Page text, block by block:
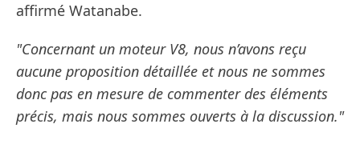
affirmé Watanabe.
"Concernant un moteur V8, nous n’avons reçu
aucune proposition détaillée et nous ne sommes
donc pas en mesure de commenter des éléments
précis, mais nous sommes ouverts à la discussion."